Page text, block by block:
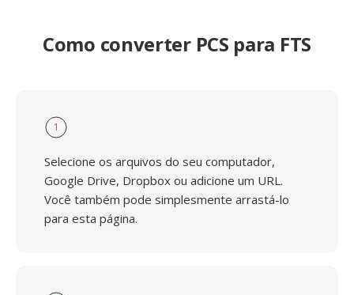
Como converter PCS para FTS
1
Selecione os arquivos do seu computador,
Google Drive, Dropbox ou adicione um URL.
Você também pode simplesmente arrastá-lo
para esta página.